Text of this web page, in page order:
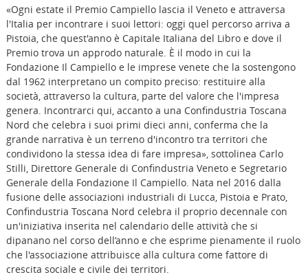
«Ogni estate il Premio Campiello lascia il Veneto e attraversa
l'Italia per incontrare i suoi lettori: oggi quel percorso arriva a
Pistoia, che quest'anno è Capitale Italiana del Libro e dove il
Premio trova un approdo naturale. È il modo in cui la
Fondazione Il Campiello e le imprese venete che la sostengono
dal 1962 interpretano un compito preciso: restituire alla
società, attraverso la cultura, parte del valore che l'impresa
genera. Incontrarci qui, accanto a una Confindustria Toscana
Nord che celebra i suoi primi dieci anni, conferma che la
grande narrativa è un terreno d'incontro tra territori che
condividono la stessa idea di fare impresa», sottolinea Carlo
Stilli, Direttore Generale di Confindustria Veneto e Segretario
Generale della Fondazione Il Campiello. Nata nel 2016 dalla
fusione delle associazioni industriali di Lucca, Pistoia e Prato,
Confindustria Toscana Nord celebra il proprio decennale con
un'iniziativa inserita nel calendario delle attività che si
dipanano nel corso dell’anno e che esprime pienamente il ruolo
che l'associazione attribuisce alla cultura come fattore di
crescita sociale e civile dei territori.